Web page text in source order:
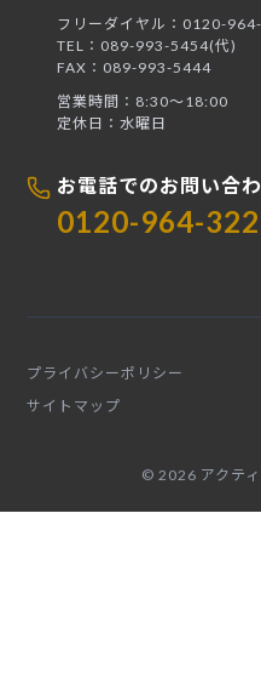
フリーダイヤル：0120-
TEL：089-993-5454(代)
FAX：089-993-5444
営業時間：8:30〜18:00
定休日：水曜日
お電話でのお問い合
0120-964-322
プライバシーポリシー
サイトマップ
© 2026 アクテ